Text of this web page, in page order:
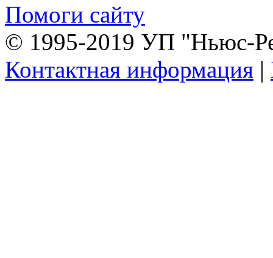
Помоги сайту
© 1995-2019 УП "Ньюс-
Контактная информация |